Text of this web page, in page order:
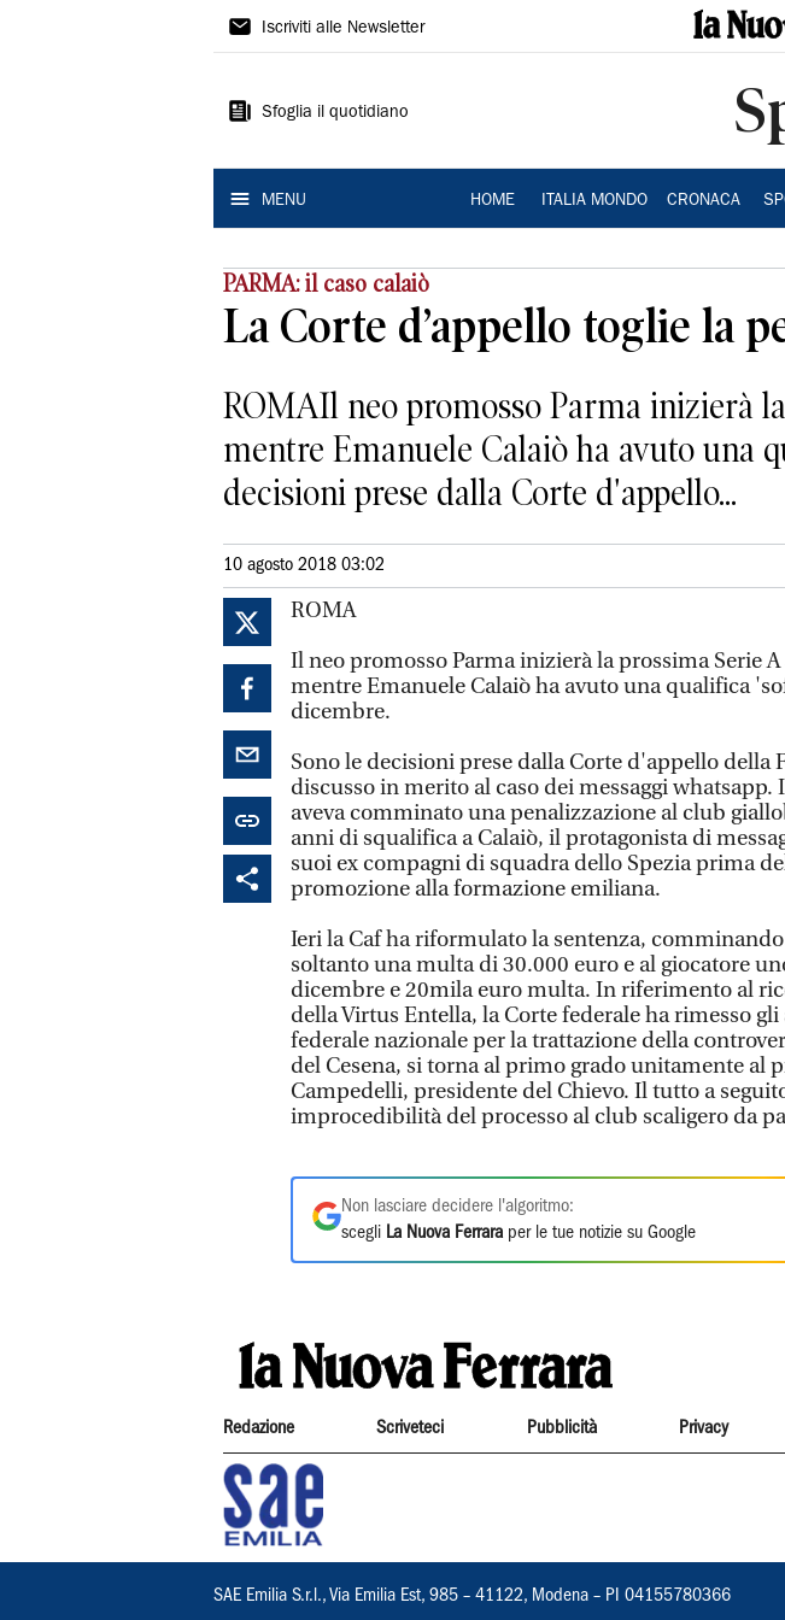
La
Ferrara
Iscriviti alle Newsletter
Sfoglia il quotidiano
MENU HOME ITALIA MONDO CRONACA
PARMA: il caso calaiò
La Corte d’appello toglie la
ROMAIl neo promosso Parma inizierà
mentre Emanuele Calaiò ha avuto una
decisioni prese dalla Corte d'appello...
10 agosto 2018 03:02
ROMA
Il neo promosso Parma inizierà la prossima Serie
mentre Emanuele Calaiò ha avuto una qualifica
dicembre.
Sono le decisioni prese dalla Corte d'appello della
discusso in merito al caso dei messaggi whatsapp.
aveva comminato una penalizzazione al club
anni di squalifica a Calaiò, il protagonista di
suoi ex compagni di squadra dello Spezia prima
promozione alla formazione emiliana.
Ieri la Caf ha riformulato la sentenza,
soltanto una multa di 30.000 euro e al giocatore
dicembre e 20mila euro multa. In riferimento al
della Virtus Entella, la Corte federale ha rimesso
federale nazionale per la trattazione della
del Cesena, si torna al primo grado unitamente al
Campedelli, presidente del Chievo. Il tutto a
improcedibilità del processo al club scaligero da
Non lasciare decidere l'algoritmo:
scegli La Nuova Ferrara per le tue notizie su Google
Redazione Scriveteci Pubblicità Privacy
SAE Emilia S.r.l., Via Emilia Est, 985 – 41122, Modena – PI 04155780366